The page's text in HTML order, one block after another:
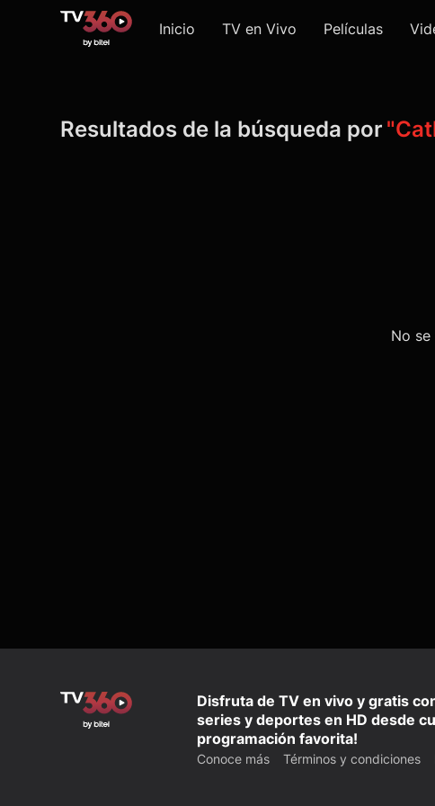
Inicio TV en Vivo Películas
Resultados de la búsqueda por
No
Disfruta de TV en vivo y gratis
series y deportes en HD desde
programación favorita!
Conoce más Términos y condiciones